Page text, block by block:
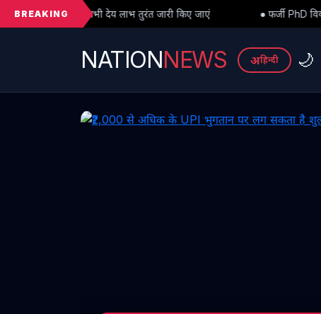
BREAKING
देय लाभ तुरंत जारी किए जाएं ● फर्जी PhD विवाद में बड़ा मोड़:
NATIONNEWS अहिन्दी 🌙